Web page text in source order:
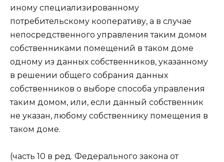
иному специализированному
потребительскому кооперативу, а в случае
непосредственного управления таким домом
собственниками помещений в таком доме
одному из данных собственников, указанному
в решении общего собрания данных
собственников о выборе способа управления
таким домом, или, если данный собственник
не указан, любому собственнику помещения в
таком доме.
(часть 10 в ред. Федерального закона от